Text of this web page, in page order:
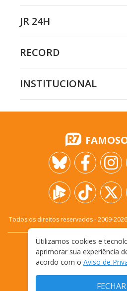
JR 24H
RECORD
INSTITUCIONAL
Todos os direitos reservados - 2009-2026
FALE CONOSCO
TERMOS E
Utilizamos cookies e
aprimorar sua experiência
acordo com o Aviso de
FECHAR